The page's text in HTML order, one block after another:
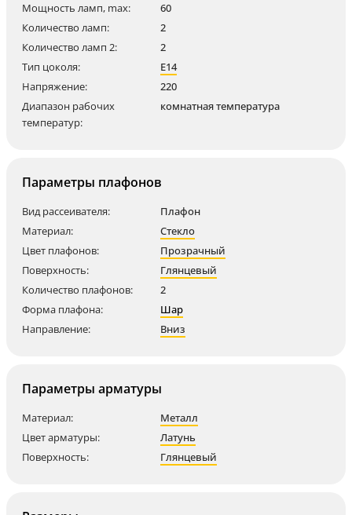
Мощность ламп, max:
60
Количество ламп:
2
Количество ламп 2:
2
Тип цоколя:
E14
Напряжение:
220
Диапазон рабочих
температур:
комнатная температура
Параметры плафонов
Вид рассеивателя:
Плафон
Материал:
Стекло
Цвет плафонов:
Прозрачный
Поверхность:
Глянцевый
Количество плафонов:
2
Форма плафона:
Шар
Направление:
Вниз
Параметры арматуры
Материал:
Металл
Цвет арматуры:
Латунь
Поверхность:
Глянцевый